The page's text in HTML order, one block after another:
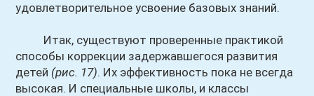
удовлетворительное усвоение базовых знаний.
Итак, существуют проверенные практикой
способы коррекции задержавшегося развития
детей (рис. 17). Их эффективность пока не всегда
высокая. И специальные школы, и классы